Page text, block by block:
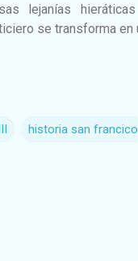
lejanías
se transforma en
historia san francico